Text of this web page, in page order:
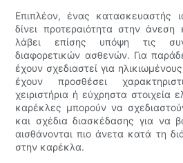
Επιπλέον, ένας κατασκευαστής
δίνει προτεραιότητα στην
λάβει επίσης υπόψη τις
διαφορετικών ασθενών. Για
έχουν σχεδιαστεί για
έχουν προσθέσει
χειριστήρια ή εύχρηστα στοιχεία
καρέκλες μπορούν να
και σχέδια διασκέδασης για να
αισθάνονται πιο άνετα κατά τη
στην καρέκλα.